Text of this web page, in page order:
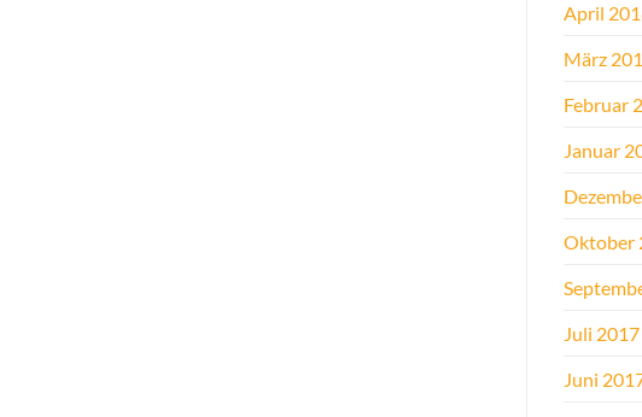
April
März
Februar
Januar
Oktober
Juli 2017
Juni